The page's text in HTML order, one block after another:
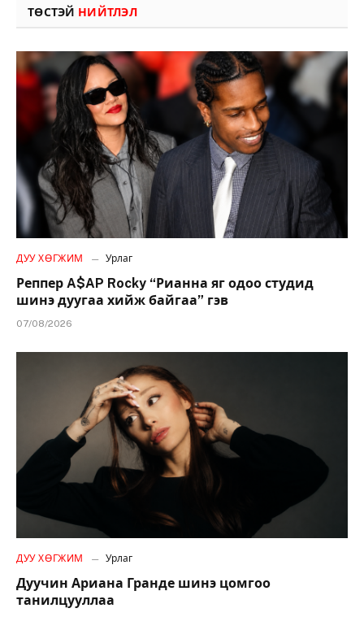
ТӨСТЭЙ НИЙТЛЭЛ
ДУУ ХӨГЖИМ Урлаг
Реппер A$AP Rocky “Рианна яг одоо студид
шинэ дуугаа хийж байгаа” гэв
07/08/2026
ДУУ ХӨГЖИМ Урлаг
Дуучин Ариана Гранде шинэ цомгоо
танилцууллаа